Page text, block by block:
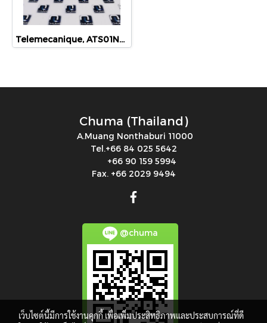
Telemecanique, ATS01N2440
Chuma (Thailand)
A.Muang Nonthaburi 11000
Tel.+66 84 025 5642
+66 90 159 5994
Fax. +66 2029 9494
@chuma
เว็บไซต์นี้มีการใช้งานคุกกี้ เพื่อเพิ่มประสิทธิภาพและประสบการณ์ที่ดี